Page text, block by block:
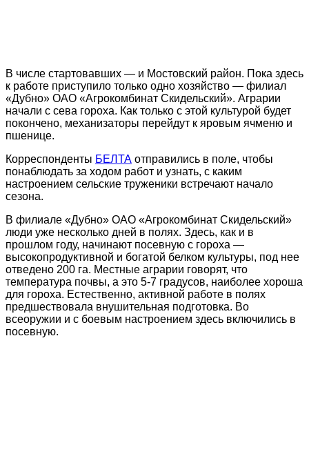
В числе стартовавших — и Мостовский район. Пока здесь
к работе приступило только одно хозяйство — филиал
«Дубно» ОАО «Агрокомбинат Скидельский». Аграрии
начали с сева гороха. Как только с этой культурой будет
покончено, механизаторы перейдут к яровым ячменю и
пшенице.
Корреспонденты БЕЛТА отправились в поле, чтобы
понаблюдать за ходом работ и узнать, с каким
настроением сельские труженики встречают начало
сезона.
В филиале «Дубно» ОАО «Агрокомбинат Скидельский»
люди уже несколько дней в полях. Здесь, как и в
прошлом году, начинают посевную с гороха —
высокопродуктивной и богатой белком культуры, под нее
отведено 200 га. Местные аграрии говорят, что
температура почвы, а это 5-7 градусов, наиболее хороша
для гороха. Естественно, активной работе в полях
предшествовала внушительная подготовка. Во
всеоружии и с боевым настроением здесь включились в
посевную.